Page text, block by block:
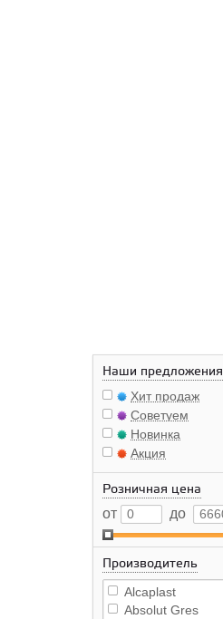
Наши предложения
Хит продаж
Советуем
Новинка
Акция
Розничная цена
от
до
Производитель
Alcaplast
Absolut Gres